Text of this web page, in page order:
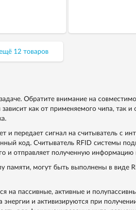
ещё 12 товаров
Обратите внимание на
как от применяемого чипа, так и
и передает сигнал на считыватель с
код. Считыватель RFID системы
и отправляет полученную информацию
памяти, могут быть выполнены в виде
на пассивные, активные и
и активизируются при